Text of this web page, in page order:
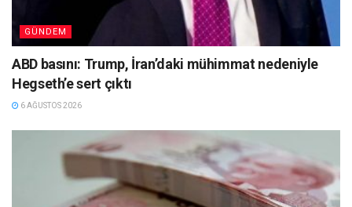
GÜNDEM
ABD basını: Trump, İran’daki mühimmat nedeniyle
Hegseth’e sert çıktı
6 AĞUSTOS 2026